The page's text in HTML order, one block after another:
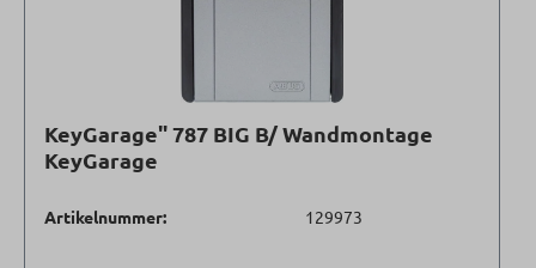
KeyGarage" 787 BIG B/ Wandmontage
KeyGarage
Artikelnummer: 129973